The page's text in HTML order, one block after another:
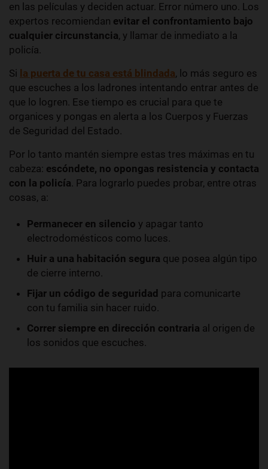
en las películas y deciden actuar. Error número uno. Los
expertos recomiendan evitar el confrontamiento bajo
cualquier circunstancia, y llamar de inmediato a la
policía.
Si la puerta de tu casa está blindada, lo más seguro es
que escuches a los ladrones intentando entrar antes de
que lo logren. Ese tiempo es crucial para que te
organices y pongas en alerta a los Cuerpos y Fuerzas
de Seguridad del Estado.
Por lo tanto mantén siempre estas tres máximas en tu
cabeza: escóndete, no opongas resistencia y contacta
con la policía. Para lograrlo puedes probar, entre otras
cosas, a:
Permanecer en silencio y apagar tanto
electrodomésticos como luces.
Huir a una habitación segura que posea algún tipo
de cierre interno.
Fijar un código de seguridad para comunicarte
con tu familia sin hacer ruido.
Correr siempre en dirección contraria al origen de
los sonidos que escuches.